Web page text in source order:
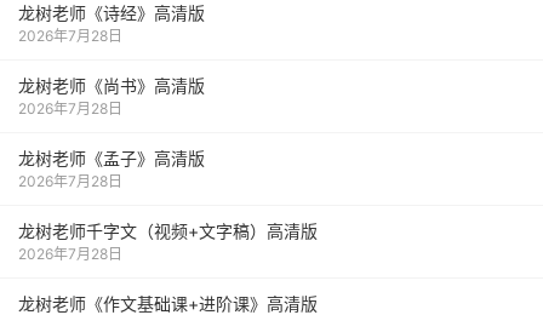
龙树老师《诗经》高清版
2026年7月28日
龙树老师《尚书》高清版
2026年7月28日
龙树老师《孟子》高清版
2026年7月28日
龙树老师千字文（视频+文字稿）高清版
2026年7月28日
龙树老师《作文基础课+进阶课》高清版